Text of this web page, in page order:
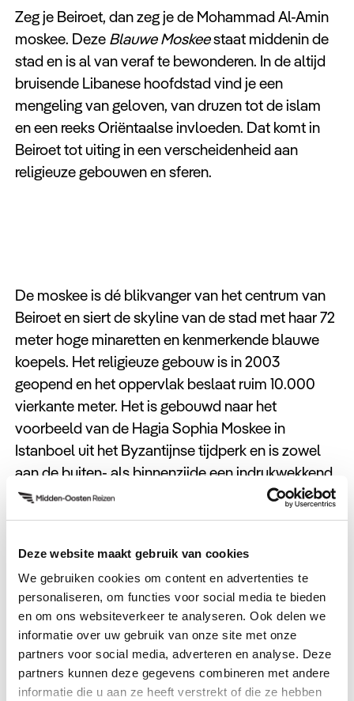
Deze website maakt gebruik van cookies
We gebruiken cookies om content en advertenties te
personaliseren, om functies voor social media te bieden
en om ons websiteverkeer te analyseren. Ook delen we
informatie over uw gebruik van onze site met onze
partners voor social media, adverteren en analyse. Deze
partners kunnen deze gegevens combineren met andere
informatie die u aan ze heeft verstrekt of die ze hebben
Zeg je Beiroet, dan zeg je de Mohammad Al-Amin
moskee. Deze Blauwe Moskeestaat middenin de
stad en is al van veraf te bewonderen. In de altijd
bruisende Libanese hoofdstad vind je een
mengeling van geloven, van druzen tot de islam
en een reeks Oriëntaalse invloeden. Dat komt in
Beiroet tot uiting in een verscheidenheid aan
religieuze gebouwen en sferen.
De moskee is dé blikvanger van het centrum van
Beiroet en siert de skyline van de stad met haar 72
meter hoge minaretten en kenmerkende blauwe
koepels. Het religieuze gebouw is in 2003
geopend en het oppervlak beslaat ruim 10.000
vierkante meter. Het is gebouwd naar het
voorbeeld van de Hagia Sophia Moskee in
Istanboel uit het Byzantijnse tijdperk en is zowel
aan de buiten- als binnenzijde een indrukwekkend
bouwwerk.
herrijzing van het land na de burgeroorlog van de
jaren ’70. Pal tegenover de moskee vind je de
Saint George Kathedraal, wat maar weer eens het
diverse karakter van Beiroet bewijst. Je vindt
hier ook het chique Le Gray Hotel. Dit hotel is
ideaal voor een lunch op het dakterras en biedt
een spectaculair uitzicht over de stad.